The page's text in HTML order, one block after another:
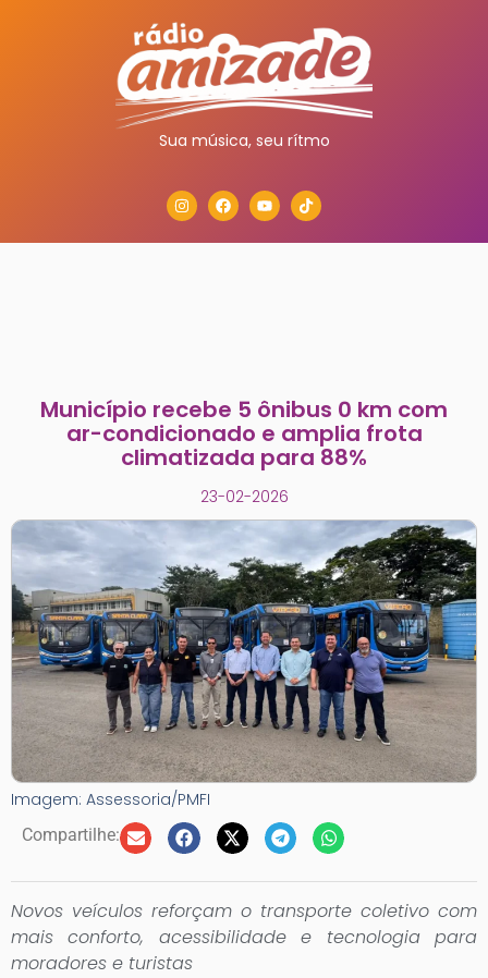
Sua música, seu rítmo
Município recebe 5 ônibus 0 km com
ar-condicionado e amplia frota
climatizada para 88%
23-02-2026
Imagem: Assessoria/PMFI
Compartilhe:
Novos veículos reforçam o transporte coletivo com
mais conforto, acessibilidade e tecnologia para
moradores e turistas